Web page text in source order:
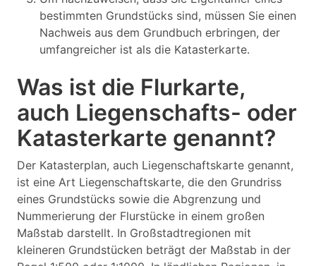
bestimmten Grundstücks sind, müssen Sie einen
Nachweis aus dem Grundbuch erbringen, der
umfangreicher ist als die Katasterkarte.
Was ist die Flurkarte,
auch Liegenschafts- oder
Katasterkarte genannt?
Der Katasterplan, auch Liegenschaftskarte genannt,
ist eine Art Liegenschaftskarte, die den Grundriss
eines Grundstücks sowie die Abgrenzung und
Nummerierung der Flurstücke in einem großen
Maßstab darstellt. In Großstadtregionen mit
kleineren Grundstücken beträgt der Maßstab in der